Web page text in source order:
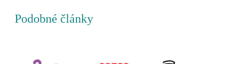
Podobné články